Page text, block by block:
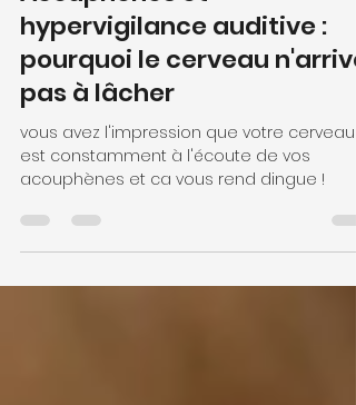
cmegret1
29 juin
2 min de lecture
Acouphènes et
hypervigilance auditive :
pourquoi le cerveau n'arrive
pas à lâcher
vous avez l'impression que votre cerveau